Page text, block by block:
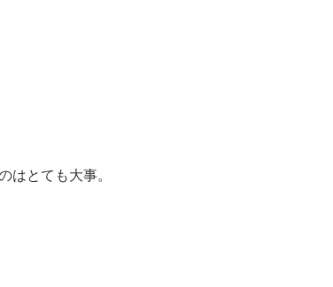
はとても大事。